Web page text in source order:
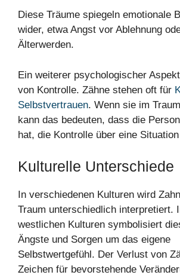
Diese Träume spiegeln emotionale
wider, etwa Angst vor Ablehnung
Älterwerden.
Ein weiterer psychologischer
von Kontrolle. Zähne stehen oft für
Selbstvertrauen. Wenn sie im
kann das bedeuten, dass die
hat, die Kontrolle über eine
Kulturelle Unterschiede
In verschiedenen Kulturen wird
Traum unterschiedlich interpretiert.
westlichen Kulturen symbolisiert
Ängste und Sorgen um das eigene
Selbstwertgefühl. Der Verlust von
Zeichen für bevorstehende